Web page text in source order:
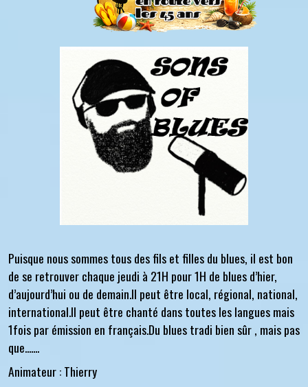
Puisque nous sommes tous des fils et filles du blues, il est bon
de se retrouver chaque jeudi à 21H pour 1H de blues d’hier,
d’aujourd’hui ou de demain.Il peut être local, régional, national,
international.Il peut être chanté dans toutes les langues mais
1fois par émission en français.Du blues tradi bien sûr , mais pas
que.......
Animateur : Thierry